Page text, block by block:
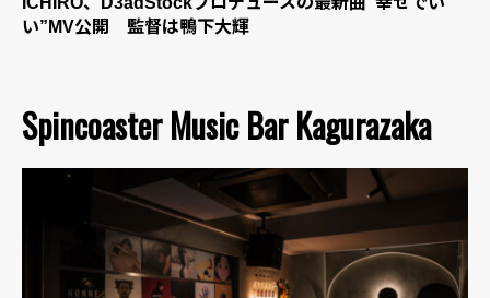
い”MV公開 監督は鴨下大輝
Spincoaster Music Bar Kagurazaka